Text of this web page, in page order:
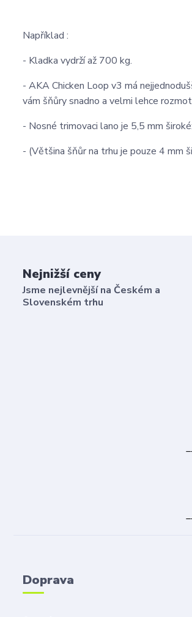
Například :
- Kladka vydrží až 700 kg.
- AKA Chicken Loop v3 má
vám šňůry snadno a velmi lehce
- Nosné trimovaci lano je 5,5 mm
- (Většina šňůr na trhu je pouze 4 mm
Nejnižší ceny
Jsme nejlevnější na Českém a
Slovenském trhu
Doprava